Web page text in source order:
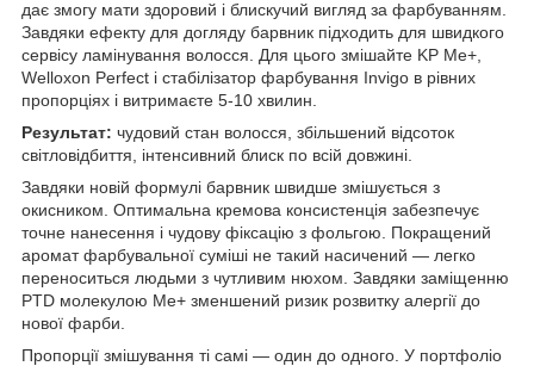
дає змогу мати здоровий і блискучий вигляд за фарбуванням.
Завдяки ефекту для догляду барвник підходить для швидкого
сервісу ламінування волосся. Для цього змішайте KP Me+,
Welloxon Perfect і стабілізатор фарбування Invigo в рівних
пропорціях і витримаєте 5-10 хвилин.
Результат: чудовий стан волосся, збільшений відсоток
світловідбиття, інтенсивний блиск по всій довжині.
Завдяки новій формулі барвник швидше змішується з
окисником. Оптимальна кремова консистенція забезпечує
точне нанесення і чудову фіксацію з фольгою. Покращений
аромат фарбувальної суміші не такий насичений — легко
переноситься людьми з чутливим нюхом. Завдяки заміщенню
PTD молекулою Me+ зменшений ризик розвитку алергії до
нової фарби.
Пропорції змішування ті самі — один до одного. У портфоліо